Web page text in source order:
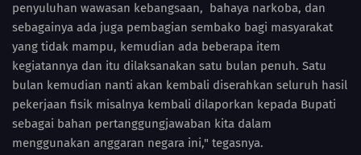
penyuluhan wawasan kebangsaan, bahaya narkoba, dan
sebagainya ada juga pembagian sembako bagi masyarakat
yang tidak mampu, kemudian ada beberapa item
kegiatannya dan itu dilaksanakan satu bulan penuh. Satu
bulan kemudian nanti akan kembali diserahkan seluruh hasil
pekerjaan fisik misalnya kembali dilaporkan kepada Bupati
sebagai bahan pertanggungjawaban kita dalam
menggunakan anggaran negara ini," tegasnya.